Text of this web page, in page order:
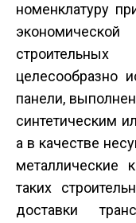
номенклатуру
целесообразно
панели,
синтетическим
а в качестве
металлические
таких
доставки